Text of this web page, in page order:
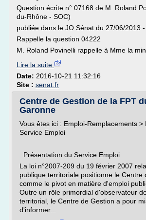
Question écrite n° 07168 de M. Roland
du-Rhône - SOC)
publiée dans le JO Sénat du 27/06/2013
Rappelle la question 04222
M. Roland Povinelli rappelle à Mme la
Lire la suite
Date: 2016-10-21 11:32:16
Site : senat.fr
Centre de Gestion de la FPT
Garonne
Vous êtes ici : Emploi-Remplacements >
Service Emploi
Présentation du Service Emploi
La loi n°2007-209 du 19 février 2007
publique territoriale positionne le Centre
comme le pivot en matière d'emploi
Outre un rôle primordial d'observateur
territorial, le Centre de Gestion a pour
d'informer...